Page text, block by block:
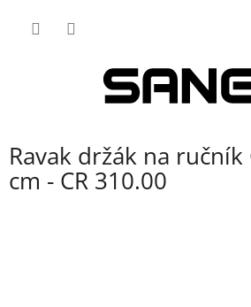
Ravak držák na
cm - CR 310.00